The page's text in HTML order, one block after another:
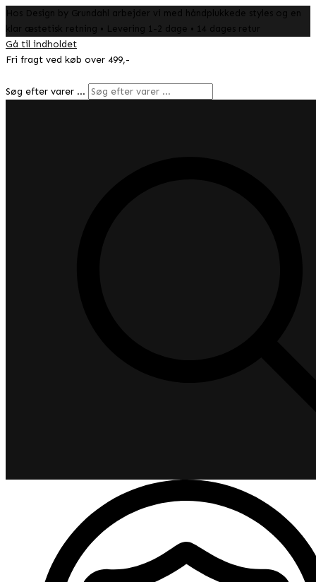
Hos Design by Grundahl arbejder vi med håndplukkede styles og en
klar æstetisk retning • Levering 1-2 dage • 14 dages retur
Gå til indholdet
Fri fragt ved køb over 499,-
Søg efter varer …